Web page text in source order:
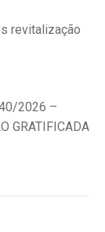
revitalização
2026 –
GRATIFICADA